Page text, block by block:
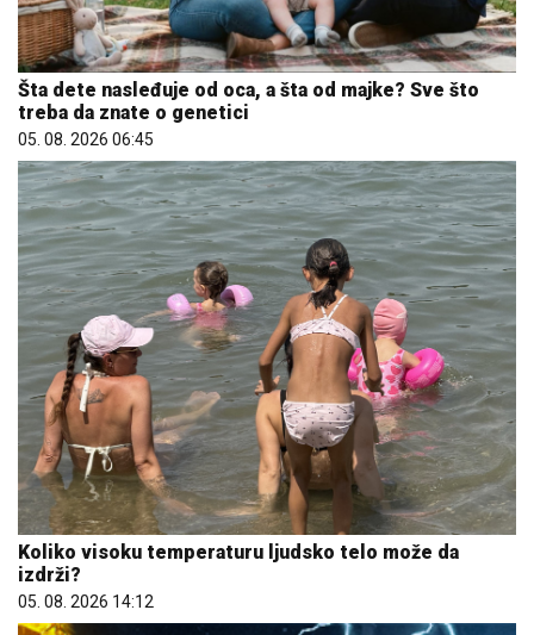
Šta dete nasleđuje od oca, a šta od majke? Sve što
treba da znate o genetici
05. 08. 2026 06:45
Koliko visoku temperaturu ljudsko telo može da
izdrži?
05. 08. 2026 14:12